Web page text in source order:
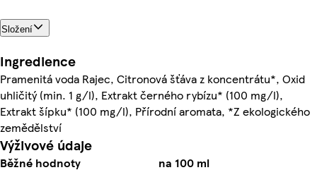
Složení
Ingredience
Pramenitá voda Rajec, Citronová šťáva z koncentrátu*, Oxid
uhličitý (min. 1 g/l), Extrakt černého rybízu* (100 mg/l),
Extrakt šípku* (100 mg/l), Přírodní aromata, *Z ekologického
zemědělství
Výživové údaje
Běžné hodnoty
na 100 ml